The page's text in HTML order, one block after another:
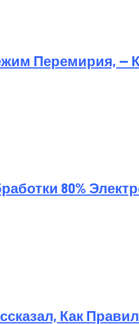
Перемирия,
80%
Как